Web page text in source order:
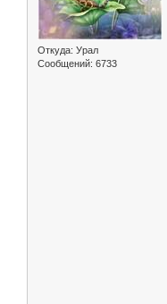
Откуда: Урал
Сообщений: 6733